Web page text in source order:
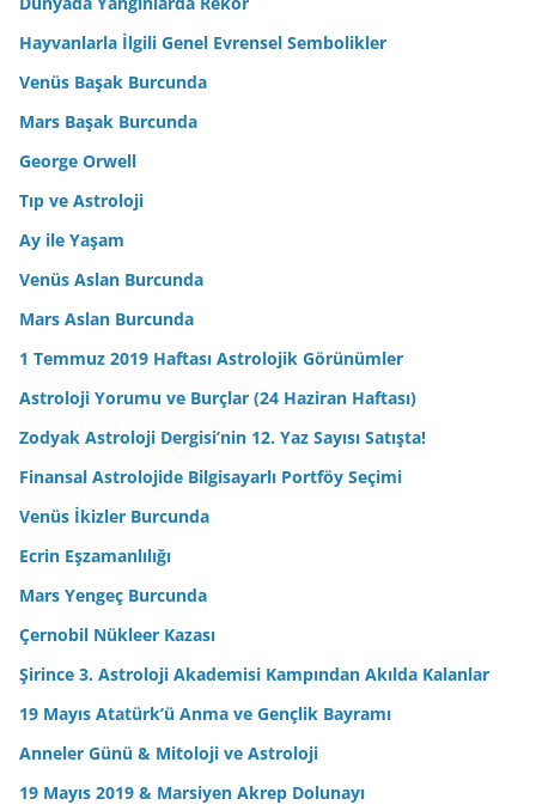
Hayvanlarla İlgili Genel Evrensel Sembolikler
Venüs Başak Burcunda
Mars Başak Burcunda
George Orwell
Tıp ve Astroloji
Ay ile Yaşam
Venüs Aslan Burcunda
Mars Aslan Burcunda
1 Temmuz 2019 Haftası Astrolojik Görünümler
Astroloji Yorumu ve Burçlar (24 Haziran Haftası)
Zodyak Astroloji Dergisi’nin 12. Yaz Sayısı Satışta!
Finansal Astrolojide Bilgisayarlı Portföy Seçimi
Venüs İkizler Burcunda
Ecrin Eşzamanlılığı
Mars Yengeç Burcunda
Çernobil Nükleer Kazası
Şirince 3. Astroloji Akademisi Kampından Akılda Kalanlar
19 Mayıs Atatürk’ü Anma ve Gençlik Bayramı
Anneler Günü & Mitoloji ve Astroloji
19 Mayıs 2019 & Marsiyen Akrep Dolunayı